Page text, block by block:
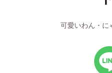
可愛いわん・に